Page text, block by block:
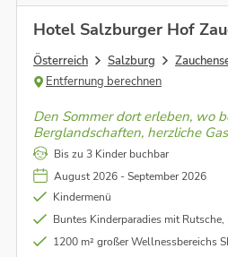
Hotel Salzburger Hof
Österreich Salzburg
Entfernung berechnen
Den Sommer dort erleben, wo
Berglandschaften, herzliche
unvergessliche Naturmomente
Bis zu 3 Kinder buchbar
August 2026 - September 2026
Kindermenü
Buntes Kinderparadies mit
1200 m² großer Wellnessbereichs SKY